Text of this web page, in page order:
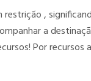
restrição ,
a
Por recursos